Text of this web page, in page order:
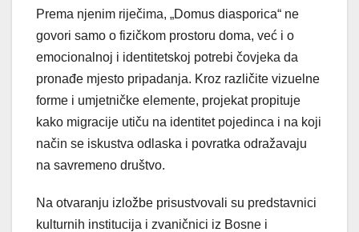
Prema njenim riječima, „Domus diasporica“ ne
govori samo o fizičkom prostoru doma, već i o
emocionalnoj i identitetskoj potrebi čovjeka da
pronađe mjesto pripadanja. Kroz različite vizuelne
forme i umjetničke elemente, projekat propituje
kako migracije utiču na identitet pojedinca i na koji
način se iskustva odlaska i povratka odražavaju
na savremeno društvo.
Na otvaranju izložbe prisustvovali su predstavnici
kulturnih institucija i zvaničnici iz Bosne i